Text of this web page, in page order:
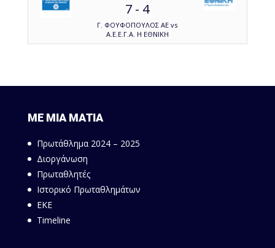
7 - 4
Γ. ΦΟΥΦΟΠΟΥΛΟΣ ΑΕ vs
Α.Ε.Ε.Γ.Α. Η ΕΘΝΙΚΗ
ΜΕ ΜΙΑ ΜΑΤΙΑ
Πρωτάθλημα 2024 – 2025
Διοργάνωση
Πρωταθλητές
Ιστορικό Πρωταθλημάτων
ΕΚΕ
Timeline